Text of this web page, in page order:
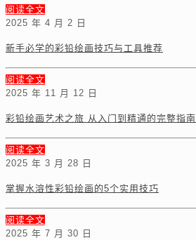
阅读全文
2025 年 4 月 2 日
新手必学的彩铅绘画技巧与工具推荐
阅读全文
2025 年 11 月 12 日
彩铅绘画艺术之旅 从入门到精通的完整指南
阅读全文
2025 年 3 月 28 日
掌握水溶性彩铅绘画的5个实用技巧
阅读全文
2025 年 7 月 30 日